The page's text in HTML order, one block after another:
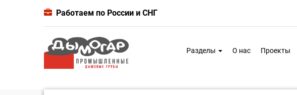
Работаем по России и СНГ
Разделы О нас Проекты